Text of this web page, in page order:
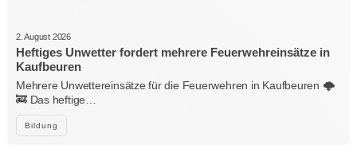
Bildung
2. August 2026
Heftiges Unwetter fordert mehrere Feuerwehreinsätze in
Kaufbeuren
Mehrere Unwettereinsätze für die Feuerwehren in Kaufbeuren 🌩️
🚒 Das heftige…